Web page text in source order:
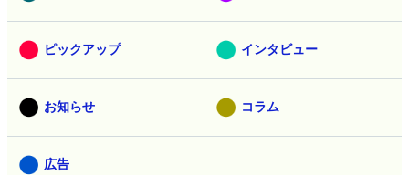
ピックアップ インタビュー
お知らせ コラム
広告